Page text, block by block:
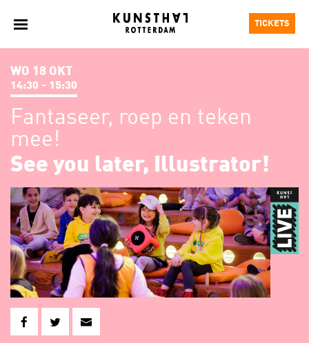
TICKETS
WO 18 OKT
14:30 - 15:30
Fantaseer, roep en teken
mee!
See you later, Illustrator!